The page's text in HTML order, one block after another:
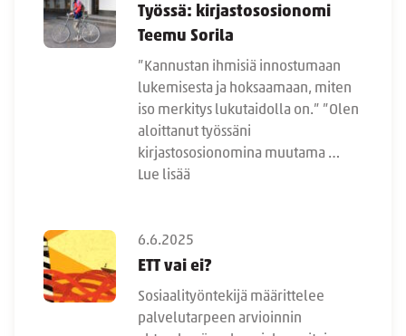
Työssä: kirjastososionomi
Teemu Sorila
”Kannustan ihmisiä innostumaan
lukemisesta ja hoksaamaan, miten
iso merkitys lukutaidolla on.” ”Olen
aloittanut työssäni
kirjastososionomina muutama …
Lue lisää
6.6.2025
ETT vai ei?
Sosiaalityöntekijä määrittelee
palvelutarpeen arvioinnin